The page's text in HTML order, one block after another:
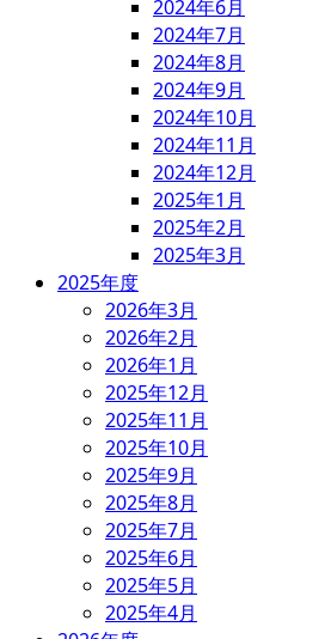
2024年6月
2024年7月
2024年8月
2024年9月
2024年10月
2024年11月
2024年12月
2025年1月
2025年2月
2025年3月
2025年度
2026年3月
2026年2月
2026年1月
2025年12月
2025年11月
2025年10月
2025年9月
2025年8月
2025年7月
2025年6月
2025年5月
2025年4月